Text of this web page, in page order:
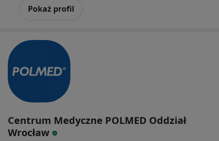
Pokaż profil
Centrum Medyczne POLMED Oddział
Wrocław